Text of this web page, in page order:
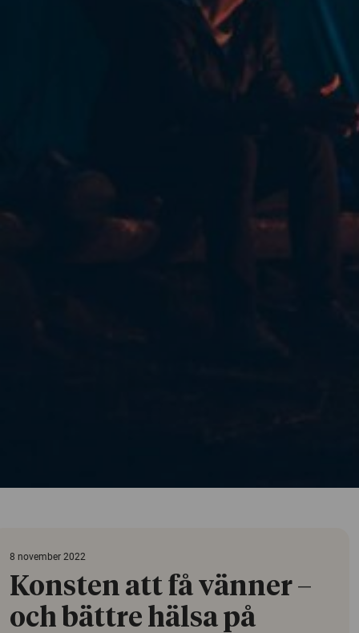
8 november 2022
Konsten att få vänner –
och bättre hälsa på